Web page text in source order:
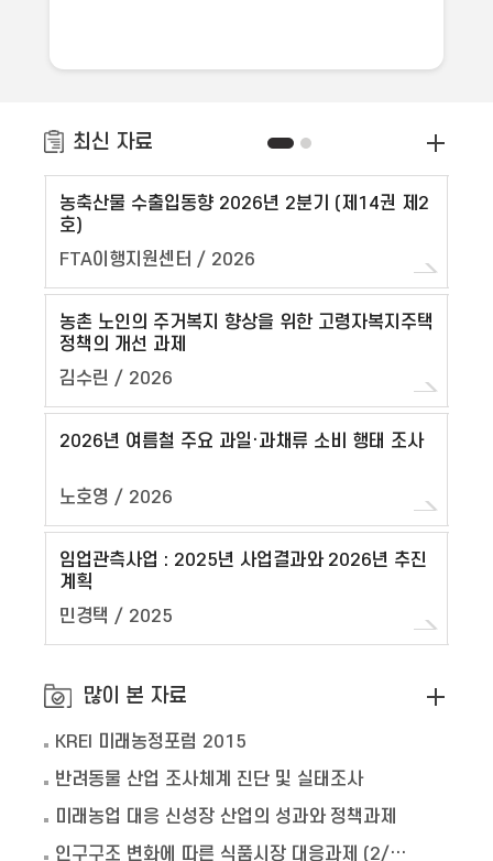
최신 자료
농축산물 수출입동향 2026년 2분기 (제14권 제2
호)
FTA이행지원센터 / 2026
농촌 노인의 주거복지 향상을 위한 고령자복지주택
정책의 개선 과제
김수린 / 2026
2026년 여름철 주요 과일·과채류 소비 행태 조사
노호영 / 2026
임업관측사업 : 2025년 사업결과와 2026년 추진
계획
민경택 / 2025
많이 본 자료
KREI 미래농정포럼 2015
반려동물 산업 조사체계 진단 및 실태조사
미래농업 대응 신성장 산업의 성과와 정책과제
인구구조 변화에 따른 식품시장 대응과제 (2/2차년도)